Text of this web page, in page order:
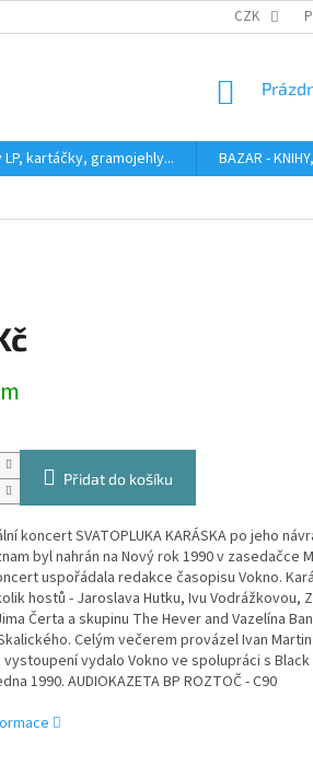
HODNOCENÍ STAVU BAZAROVÝCH LP
CZK
LP, kartáčky, gramojehly... BAZAR -
Přidat do košíku
koncert SVATOPLUKA KARÁSKA po jeho
byl nahrán na Nový rok 1990 v zasedačce
uspořádala redakce časopisu Vokno.
hostů - Jaroslava Hutku, Ivu Vodrážkovou,
Čerta a skupinu The Hever and Vazelína
Celým večerem provázel Ivan
vystoupení vydalo Vokno ve spolupráci s Black
1990. AUDIOKAZETA BP ROZTOČ - C90